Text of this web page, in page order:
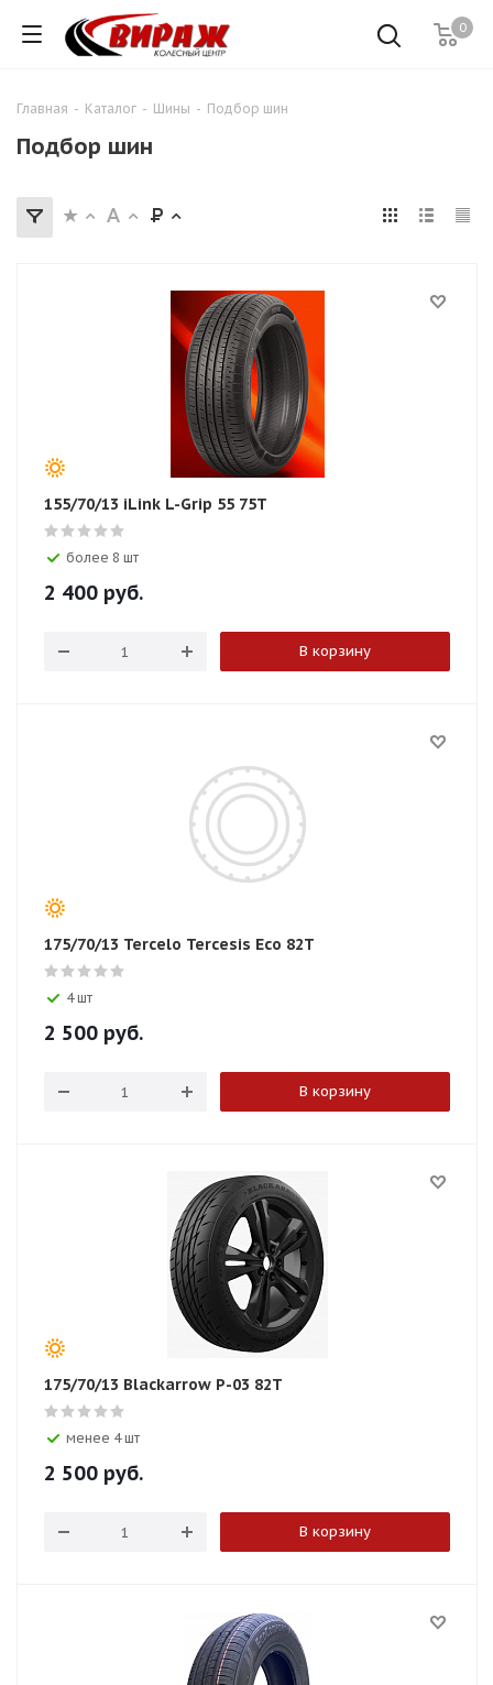
0
Главная - Каталог - Шины - Подбор шин
Подбор шин
155/70/13 iLink L-Grip 55 75T
более 8 шт
2 400 руб.
В корзину
175/70/13 Tercelo Tercesis Eco 82T
4 шт
2 500 руб.
В корзину
175/70/13 Blackarrow P-03 82T
менее 4 шт
2 500 руб.
В корзину